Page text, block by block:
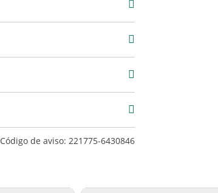
Código de aviso: 221775-6430846